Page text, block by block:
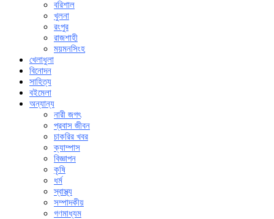
বরিশাল
খুলনা
রংপুর
রাজশাহী
ময়মনসিংহ
খেলাধুলা
বিনোদন
সাহিত্য
বইমেলা
অন্যান্য
নারী জগৎ
প্রবাস জীবন
চাকরির খবর
ক্যাম্পাস
বিজ্ঞাপন
কৃষি
ধর্ম
স্বাস্থ্য
সম্পাদকীয়
গণমাধ্যম